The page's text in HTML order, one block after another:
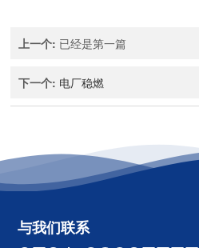
上一个: 已经是第一篇
下一个: 电厂稳燃
与我们联系